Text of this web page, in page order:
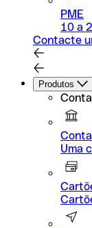
PME
10 a
Contacte
Produtos
Uma